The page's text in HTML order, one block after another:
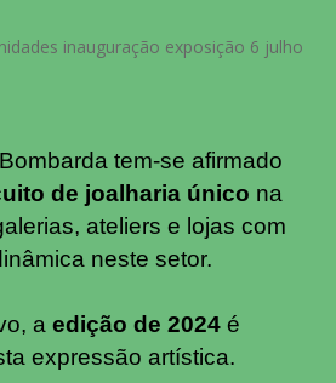
tem-se afirmado
de joalharia único na
ateliers e lojas com
neste setor.
a edição de 2024é
expressão artística.